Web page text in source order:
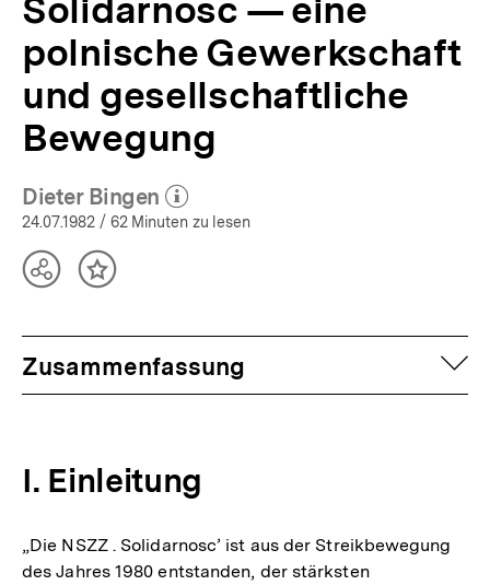
Solidarnosc — eine
polnische Gewerkschaft
und gesellschaftliche
Bewegung
Dieter Bingen
(Mehr zum Autor)
öffnen
24.07.1982 / 62 Minuten zu lesen
TeilenInhalt
Zusammenfassung
I. Einleitung
„Die NSZZ . Solidarnosc’ ist aus der Streikbewegung
des Jahres 1980 entstanden, der stärksten